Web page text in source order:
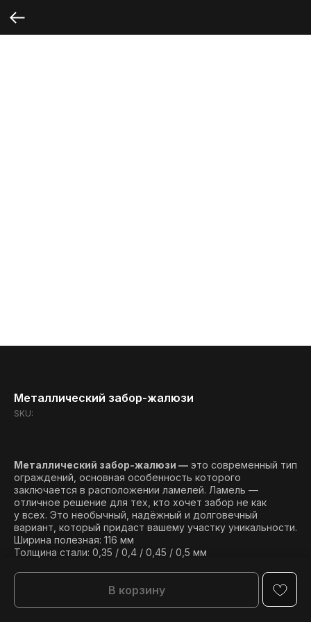
Металлический забор-жалюзи
SKU:
В корзину
Металлический забор-жалюзи — это современный тип
ограждений, основная особенность которого
заключается в расположении ламелей. Ламель —
отличное решение для тех, кто хочет забор не как
у всех. Это необычный, надёжный и долговечный
вариант, который придаст вашему участку уникальности.
Ширина полезная: 116 мм
Толщина стали: 0,35 / 0,4 / 0,45 / 0,5 мм